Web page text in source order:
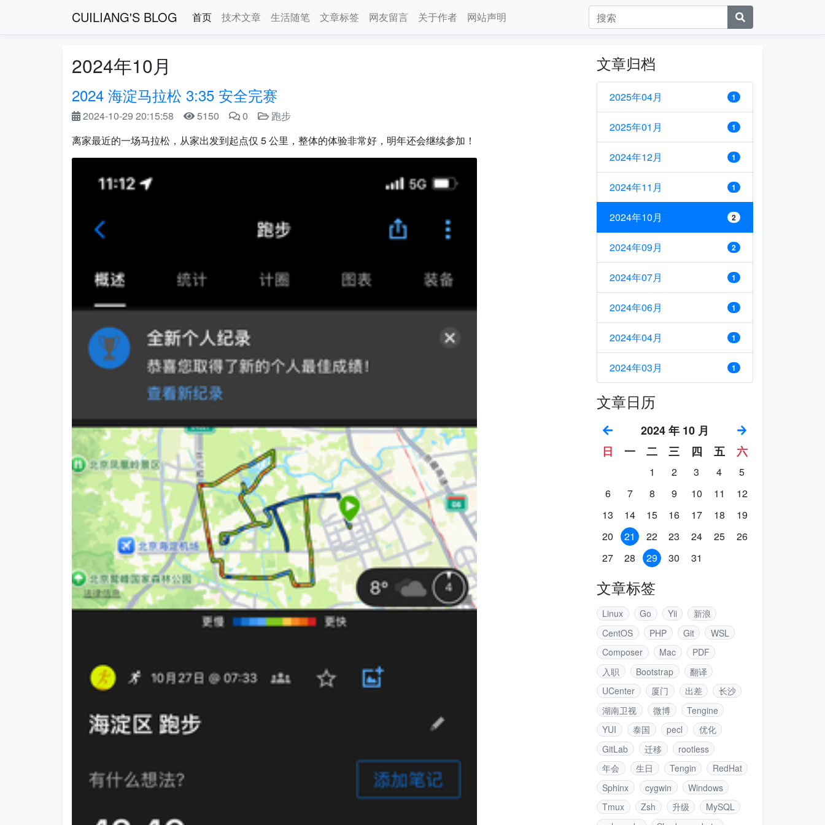
CUILIANG'S BLOG 首页 技术文章 生活随笔 文章标签 网友留言 关于作者 网站声明
2024年10月
2024 海淀马拉松 3:35 安全完赛
2024-10-29 20:15:58 5150 0
跑步
离家最近的一场马拉松，从家出发到起点仅 5 公里，整体的体验非常好，明年还会继续参加！
文章归档
2025年04月 1
2025年01月 1
2024年12月 1
2024年11月 1
2024年10月 2
2024年09月 2
2024年07月 1
2024年06月 1
2024年04月 1
2024年03月 1
文章日历
2024 年 10 月
日
一 二 三 四 五 六
1 2 3 4
5
6
7 8 9 10 11
12
13
14 15 16 17 18
19
20
21 22 23 24 25
26
27
28 29 30 31
文章标签
Linux Go Yii
新浪
CentOS
PHP Git
WSL
Composer
Mac
PDF
入职
Bootstrap
翻译
UCenter
厦门 出差
长沙
湖南卫视
微博
Tengine
YUI
泰国 pecl
优化
GitLab
迁移
rootless
年会
生日 Tengin
RedHat
Sphinx
cygwin
Windows
Tmux
Zsh 升级
MySQL